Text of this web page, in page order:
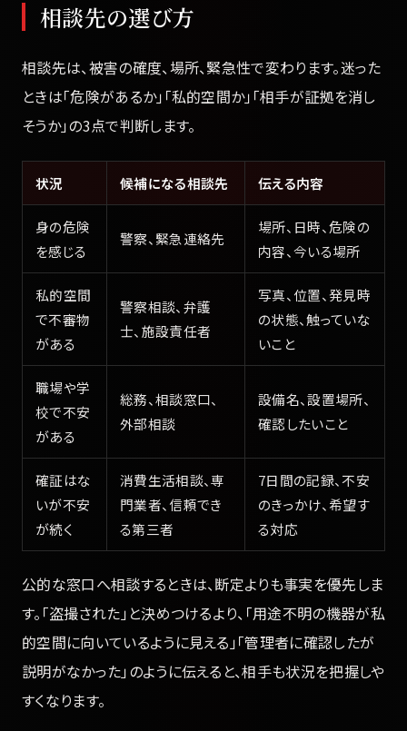
相談先の選び方
相談先は、被害の確度、場所、緊急性で変わります。迷った
ときは「危険があるか」「私的空間か」「相手が証拠を消し
そうか」の3点で判断します。
状況 候補になる相談先 伝える内容
身の危険
を感じる
警察、緊急連絡先
場所、日時、危険の
内容、今いる場所
私的空間
で不審物
がある
警察相談、弁護
士、施設責任者
写真、位置、発見時
の状態、触っていな
いこと
職場や学
校で不安
がある
総務、相談窓口、
外部相談
設備名、設置場所、
確認したいこと
確証はな
いが不安
が続く
消費生活相談、専
門業者、信頼でき
る第三者
7日間の記録、不安
のきっかけ、希望す
る対応
公的な窓口へ相談するときは、断定よりも事実を優先しま
す。「盗撮された」と決めつけるより、「用途不明の機器が私
的空間に向いているように見える」「管理者に確認したが
説明がなかった」のように伝えると、相手も状況を把握しや
すくなります。